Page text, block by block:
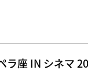
ラ座 IN シネマ